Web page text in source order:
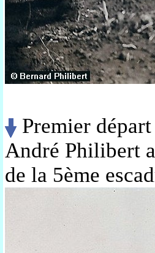
Premier
André Philibert
de la 5ème